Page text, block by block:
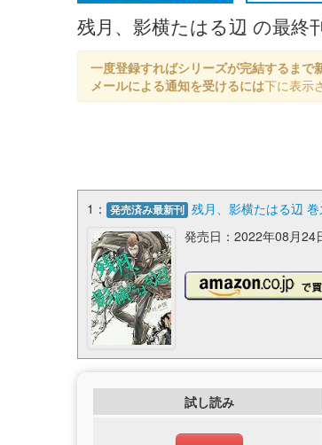
残月、影横たはる辺 の最終
一度登録すればシリーズが完結するまで
メールによる通知を受けるには下に表示
1： 発売済み最新刊 残月、影横たはる辺
発売日：2022年08月24
試し読み